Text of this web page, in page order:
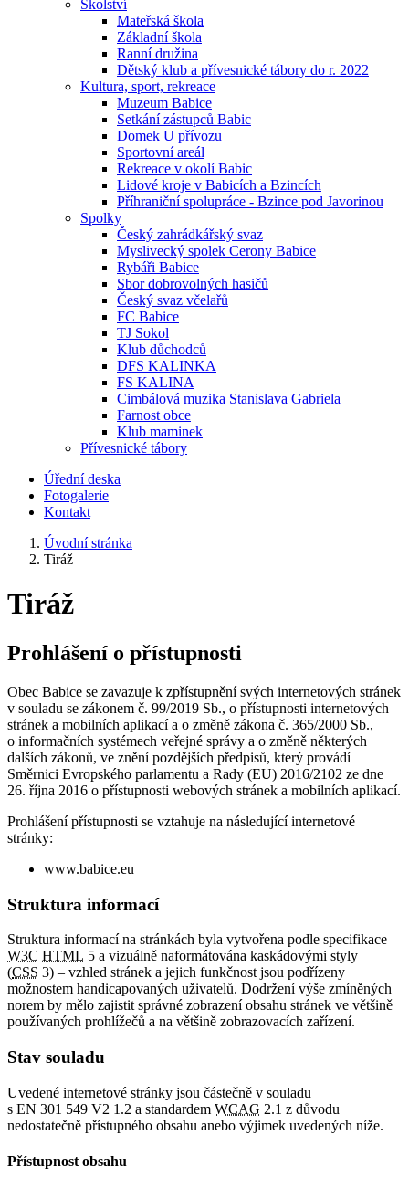
Školství
Mateřská škola
Základní škola
Ranní družina
Dětský klub a přívesnické tábory do r. 2022
Kultura, sport, rekreace
Muzeum Babice
Setkání zástupců Babic
Domek U přívozu
Sportovní areál
Rekreace v okolí Babic
Lidové kroje v Babicích a Bzincích
Příhraniční spolupráce - Bzince pod Javorinou
Spolky
Český zahrádkářský svaz
Myslivecký spolek Cerony Babice
Rybáři Babice
Sbor dobrovolných hasičů
Český svaz včelařů
FC Babice
TJ Sokol
Klub důchodců
DFS KALINKA
FS KALINA
Cimbálová muzika Stanislava Gabriela
Farnost obce
Klub maminek
Přívesnické tábory
Úřední deska
Fotogalerie
Kontakt
Úvodní stránka
Tiráž
Tiráž
Prohlášení o přístupnosti
Obec Babice se zavazuje k zpřístupnění svých internetových stránek
v souladu se zákonem č. 99/2019 Sb., o přístupnosti internetových
stránek a mobilních aplikací a o změně zákona č. 365/2000 Sb.,
o informačních systémech veřejné správy a o změně některých
dalších zákonů, ve znění pozdějších předpisů, který provádí
Směrnici Evropského parlamentu a Rady (EU) 2016/2102 ze dne
26. října 2016 o přístupnosti webových stránek a mobilních aplikací.
Prohlášení přístupnosti se vztahuje na následující internetové
stránky:
www.babice.eu
Struktura informací
Struktura informací na stránkách byla vytvořena podle specifikace
W3C HTML 5 a vizuálně naformátována kaskádovými styly
(CSS 3) – vzhled stránek a jejich funkčnost jsou podřízeny
možnostem handicapovaných uživatelů. Dodržení výše zmíněných
norem by mělo zajistit správné zobrazení obsahu stránek ve většině
používaných prohlížečů a na většině zobrazovacích zařízení.
Stav souladu
Uvedené internetové stránky jsou částečně v souladu
s EN 301 549 V2 1.2 a standardem WCAG 2.1 z důvodu
nedostatečně přístupného obsahu anebo výjimek uvedených níže.
Přístupnost obsahu